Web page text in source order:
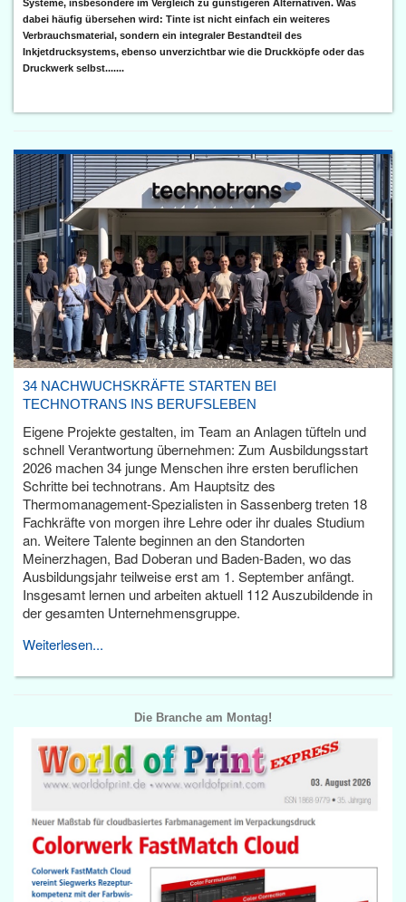
Systeme, insbesondere im Vergleich zu günstigeren Alternativen. Was
dabei häufig übersehen wird: Tinte ist nicht einfach ein weiteres
Verbrauchsmaterial, sondern ein integraler Bestandteil des
Inkjetdrucksystems, ebenso unverzichtbar wie die Druckköpfe oder das
Druckwerk selbst.......
34 NACHWUCHSKRÄFTE STARTEN BEI
TECHNOTRANS INS BERUFSLEBEN
Eigene Projekte gestalten, im Team an Anlagen tüfteln und
schnell Verantwortung übernehmen: Zum Ausbildungsstart
2026 machen 34 junge Menschen ihre ersten beruflichen
Schritte bei technotrans. Am Hauptsitz des
Thermomanagement-Spezialisten in Sassenberg treten 18
Fachkräfte von morgen ihre Lehre oder ihr duales Studium
an. Weitere Talente beginnen an den Standorten
Meinerzhagen, Bad Doberan und Baden-Baden, wo das
Ausbildungsjahr teilweise erst am 1. September anfängt.
Insgesamt lernen und arbeiten aktuell 112 Auszubildende in
der gesamten Unternehmensgruppe.
Weiterlesen...
Die Branche am Montag!